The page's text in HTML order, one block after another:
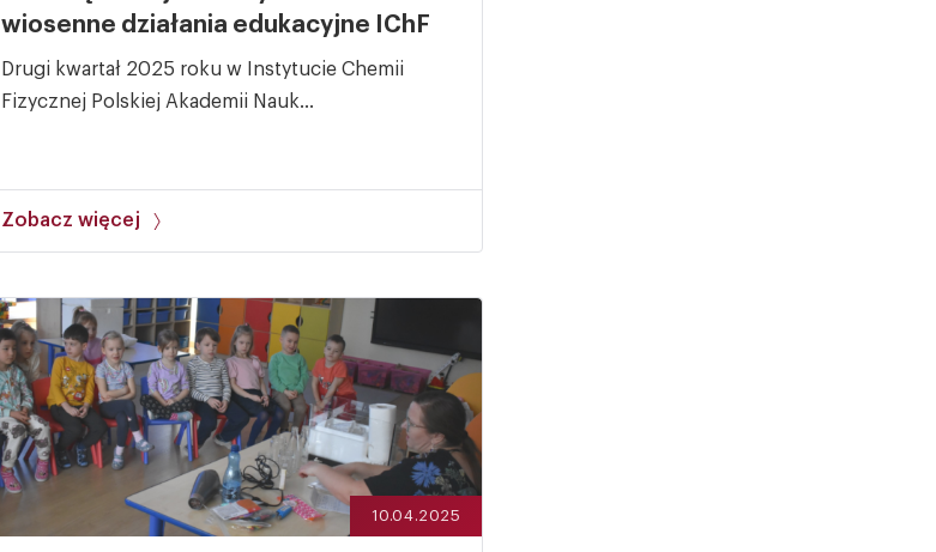
wiosenne działania edukacyjne IChF
Drugi kwartał 2025 roku w Instytucie Chemii
Fizycznej Polskiej Akademii Nauk...
Zobacz więcej
10.04.2025